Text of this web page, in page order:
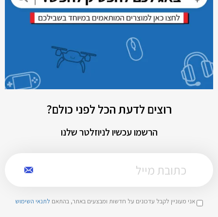
רוצים לדעת הכל לפני כולם?
הרשמו עכשיו לניוזלטר שלנו
אני מעוניין לקבל עדכונים על חדשות ומבצעים באתר, בהתאם לתנאי השימוש